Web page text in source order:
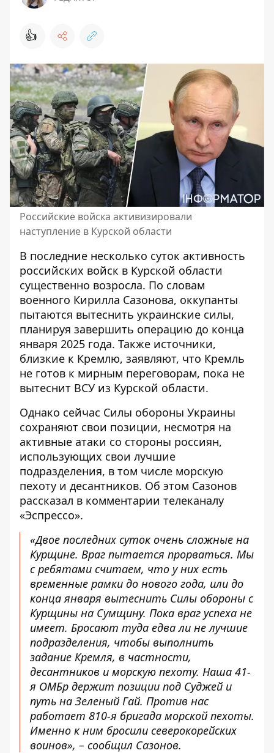
👍
Российские войска активизировали
наступление в Курской области
В последние несколько суток активность
российских войск в Курской области
существенно возросла. По словам
военного Кирилла Сазонова, оккупанты
пытаются вытеснить украинские силы,
планируя завершить операцию до конца
января 2025 года. Также источники,
близкие к Кремлю, заявляют, что Кремль
не готов к мирным переговорам, пока не
вытеснит ВСУ из Курской области.
Однако сейчас Силы обороны Украины
сохраняют свои позиции, несмотря на
активные атаки со стороны россиян,
использующих свои лучшие
подразделения, в том числе морскую
пехоту и десантников. Об этом Сазонов
рассказал в комментарии телеканалу
«Эспрессо».
«Двое последних суток очень сложные на
Курщине. Враг пытается прорваться. Мы
с ребятами считаем, что у них есть
временные рамки до нового года, или до
конца января вытеснить Силы обороны с
Курщины на Сумщину. Пока враг успеха не
имеет. Бросают туда едва ли не лучшие
подразделения, чтобы выполнить
задание Кремля, в частности,
десантников и морскую пехоту. Наша 41-
я ОМБр держит позиции под Суджей и
путь на Зеленый Гай. Против нас
работает 810-я бригада морской пехоты.
Именно к ним бросили северокорейских
воинов», – сообщил Сазонов.